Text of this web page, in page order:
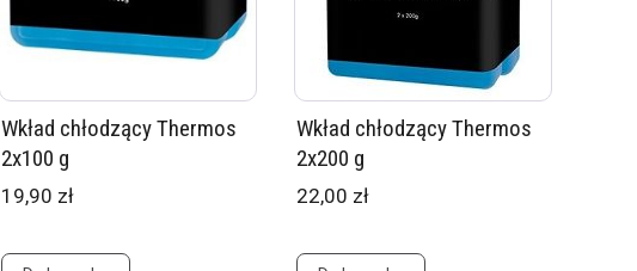
Wkład chłodzący Thermos
2x100 g
19,90 zł
Wkład chłodzący Thermos
2x200 g
22,00 zł